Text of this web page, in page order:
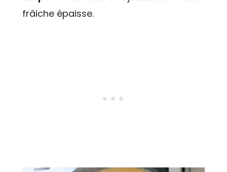
frâiche épaisse.